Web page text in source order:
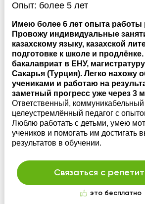
Опыт: более 5 лет
Имею более 6 лет опыта работы
Провожу индивидуальные
казахскому языку, казахской
подготовке к школе и
бакалавриат в ЕНУ,
Сакарья (Турция). Легко нахожу
учениками и работаю на
заметный прогресс уже через 3
Ответственный, коммуникабельный
целеустремлённый педагог с
Люблю работать с детьми, умею
учеников и помогать им достигать
результатов в обучении.
Связаться с
это бесплатно